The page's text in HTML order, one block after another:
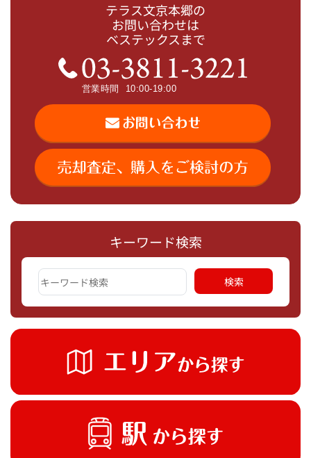
キーワード検索
テラス文京本郷の
お問い合わせは
ベステックスまで